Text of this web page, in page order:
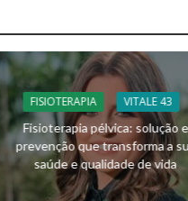
FISIOTERAPIA
VITALE 43
Fisioterapia pélvica: solução e
prevenção que transforma a
saúde e qualidade de vida